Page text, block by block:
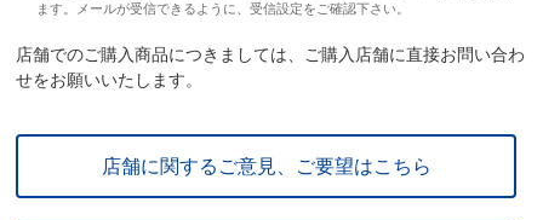
ます。メールが受信できるように、受信設定をご確認下さい。
店舗でのご購入商品につきましては、ご購入店舗に直接お問い合わ
せをお願いいたします。
店舗に関するご意見、ご要望はこちら